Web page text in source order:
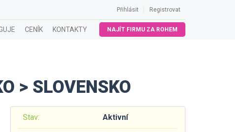
Přihlásit Registrovat
CENÍK KONTAKTY NAJÍT FIRMU ZA ROHEM
> SLOVENSKO
Stav: Aktivní